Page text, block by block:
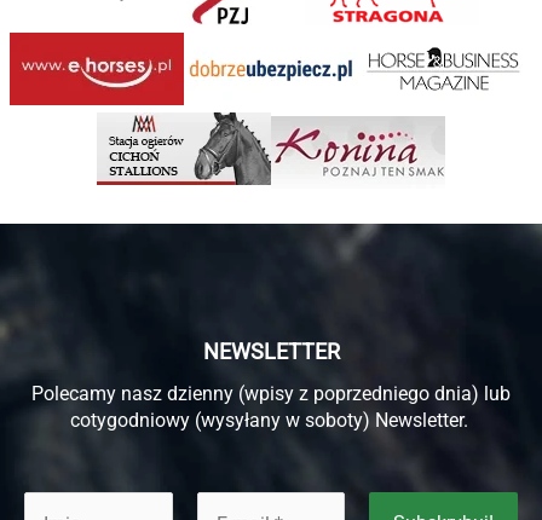
NEWSLETTER
Polecamy nasz dzienny (wpisy z poprzedniego dnia) lub
cotygodniowy (wysyłany w soboty) Newsletter.